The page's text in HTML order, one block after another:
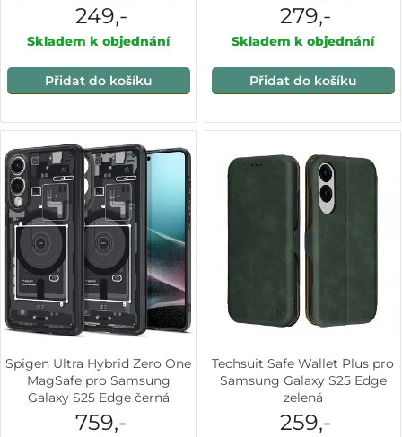
249,-
Skladem k objednání
Přidat do košíku
279,-
Skladem k objednání
Přidat do košíku
Spigen Ultra Hybrid Zero One
MagSafe pro Samsung
Galaxy S25 Edge černá
759,-
Techsuit Safe Wallet Plus pro
Samsung Galaxy S25 Edge
zelená
259,-